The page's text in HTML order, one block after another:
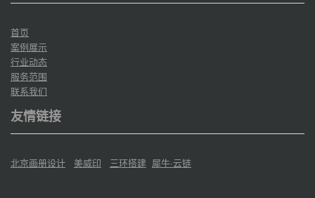
首页
案例展示
行业动态
服务范围
联系我们
友情链接
北京画册设计 美威印 三环搭建 犀牛·云链